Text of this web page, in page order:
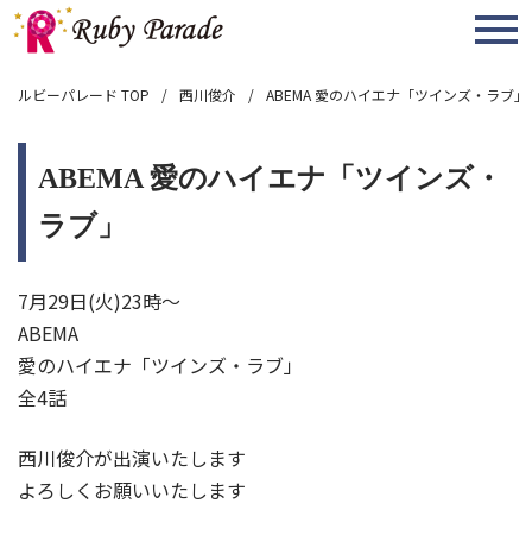
MENU
ルビーパレード TOP 西川俊介 ABEMA 愛のハイエナ「ツインズ・ラブ」
ABEMA 愛のハイエナ「ツインズ・
ラブ」
7月29日(火)23時〜
ABEMA
愛のハイエナ「ツインズ・ラブ」
全4話
西川俊介が出演いたします
よろしくお願いいたします